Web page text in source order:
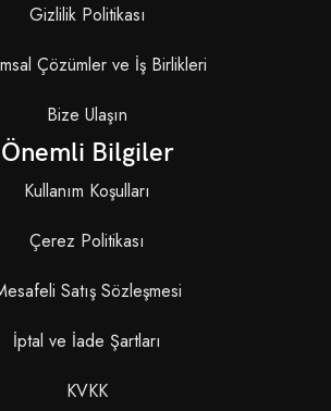
Gizlilik Politikası
Çözümler ve İş Birlikleri
Bize Ulaşın
Önemli Bilgiler
Kullanım Koşulları
Çerez Politikası
Satış Sözleşmesi
İptal ve İade Şartları
KVKK